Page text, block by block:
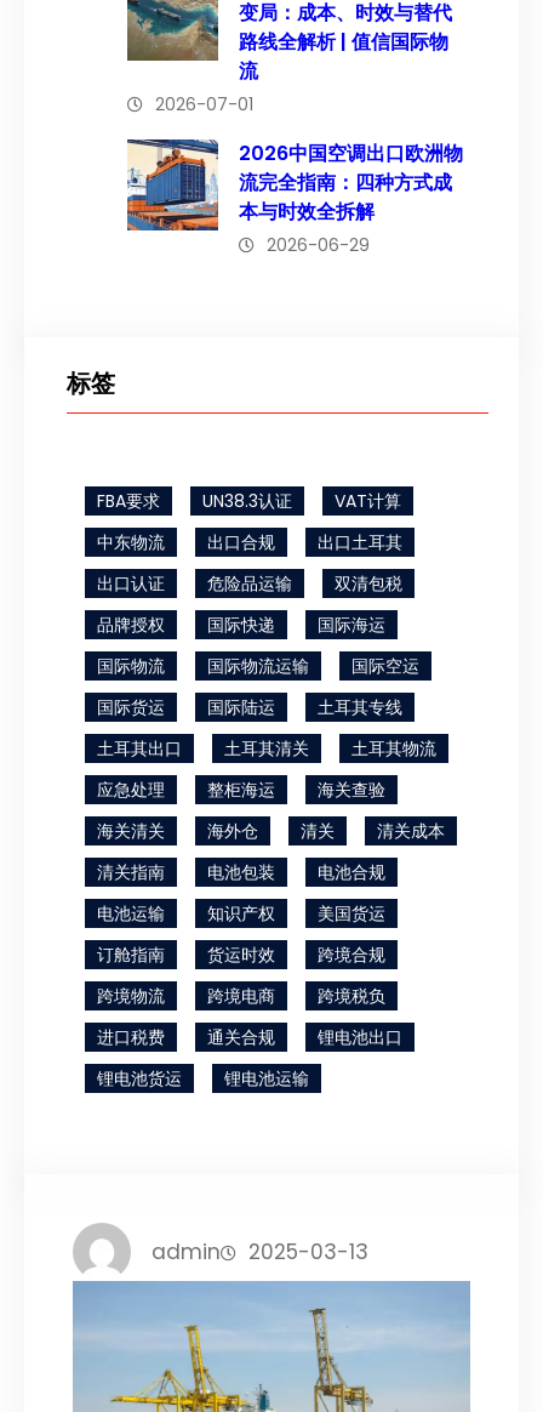
变局：成本、时效与替代
路线全解析 | 值信国际物
流
2026-07-01
2026中国空调出口欧洲物
流完全指南：四种方式成
本与时效全拆解
2026-06-29
标签
FBA要求 UN38.3认证
VAT计算
中东物流
出口合规
出口土耳其
出口认证
危险品运输
双清包税
品牌授权
国际快递
国际海运
国际物流
国际物流运输
国际空运
国际货运
国际陆运
土耳其专线
土耳其出口
土耳其清关
土耳其物流
应急处理
整柜海运
海关查验
海关清关
海外仓 清关
清关成本
清关指南
电池包装
电池合规
电池运输
知识产权
美国货运
订舱指南
货运时效
跨境合规
跨境物流
跨境电商
跨境税负
进口税费
通关合规
锂电池出口
锂电池货运
锂电池运输
admin 2025-03-13